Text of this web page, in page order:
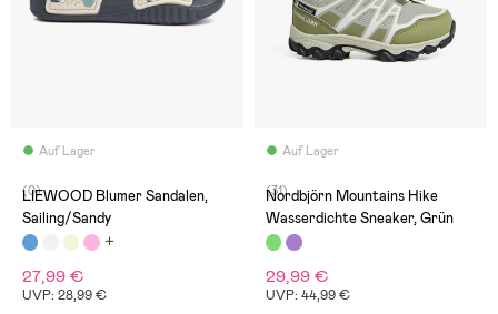
Auf Lager
(0)
LIEWOOD Blumer Sandalen,
Sailing/Sandy
27,99 €
UVP: 28,99 €
Auf Lager
(31)
Nordbjörn Mountains Hike
Wasserdichte Sneaker, Grün
29,99 €
UVP: 44,99 €